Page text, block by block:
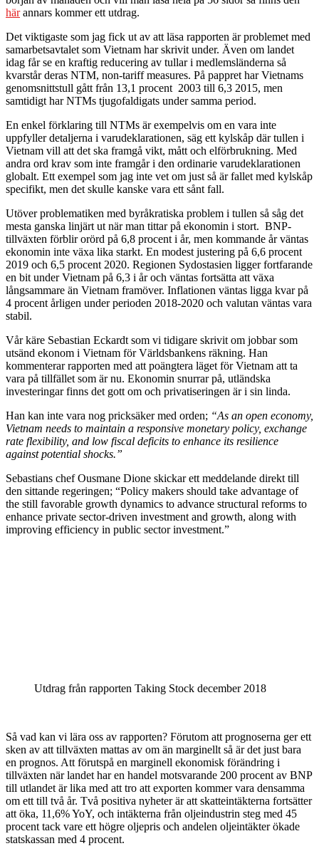
härannars kommer ett utdrag.
Det viktigaste som jag fick ut av att läsa rapporten är problemet med
samarbetsavtalet som Vietnam har skrivit under. Även om landet
idag får se en kraftig reducering av tullar i medlemsländerna så
kvarstår deras NTM, non-tariff measures. På pappret har Vietnams
genomsnittstull gått från 13,1 procent 2003 till 6,3 2015, men
samtidigt har NTMs tjugofaldigats under samma period.
En enkel förklaring till NTMs är exempelvis om en vara inte
uppfyller detaljerna i varudeklarationen, säg ett kylskåp där tullen i
Vietnam vill att det ska framgå vikt, mått och elförbrukning. Med
andra ord krav som inte framgår i den ordinarie varudeklarationen
globalt. Ett exempel som jag inte vet om just så är fallet med kylskåp
specifikt, men det skulle kanske vara ett sånt fall.
Utöver problematiken med byråkratiska problem i tullen så såg det
mesta ganska linjärt ut när man tittar på ekonomin i stort. BNP-
tillväxten förblir orörd på 6,8 procent i år, men kommande år väntas
ekonomin inte växa lika starkt. En modest justering på 6,6 procent
2019 och 6,5 procent 2020. Regionen Sydostasien ligger fortfarande
en bit under Vietnam på 6,3 i år och väntas fortsätta att växa
långsammare än Vietnam framöver. Inflationen väntas ligga kvar på
4 procent årligen under perioden 2018-2020 och valutan väntas vara
stabil.
Vår käre Sebastian Eckardt som vi tidigare skrivit om jobbar som
utsänd ekonom i Vietnam för Världsbankens räkning. Han
kommenterar rapporten med att poängtera läget för Vietnam att ta
vara på tillfället som är nu. Ekonomin snurrar på, utländska
investeringar finns det gott om och privatiseringen är i sin linda.
Han kan inte vara nog pricksäker med orden; “As an open economy,
Vietnam needs to maintain a responsive monetary policy, exchange
rate flexibility, and low fiscal deficits to enhance its resilience
against potential shocks.”
Sebastians chef Ousmane Dione skickar ett meddelande direkt till
den sittande regeringen; “Policy makers should take advantage of
the still favorable growth dynamics to advance structural reforms to
enhance private sector-driven investment and growth, along with
improving efficiency in public sector investment.”
Utdrag från rapporten Taking Stock december 2018
Så vad kan vi lära oss av rapporten? Förutom att prognoserna ger ett
sken av att tillväxten mattas av om än marginellt så är det just bara
en prognos. Att förutspå en marginell ekonomisk förändring i
tillväxten när landet har en handel motsvarande 200 procent av BNP
till utlandet är lika med att tro att exporten kommer vara densamma
om ett till två år. Två positiva nyheter är att skatteintäkterna fortsätter
att öka, 11,6% YoY, och intäkterna från oljeindustrin steg med 45
procent tack vare ett högre oljepris och andelen oljeintäkter ökade
statskassan med 4 procent.